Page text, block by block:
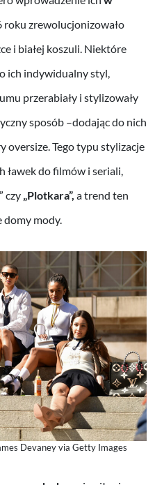
roku zrewolucjonizowało
i białej koszuli. Niektóre
ich indywidualny styl,
przerabiały i stylizowały
sposób –dodając do nich
oversize. Tego typu stylizacje
ławek do filmów i seriali,
czy „Plotkara”, a trend ten
domy mody.
Devaney via Getty Images